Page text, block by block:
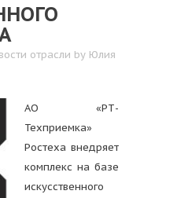
отрасли by Юлия
АО «РТ-
Техприемка»
Ростеха внедряет
комплекс на базе
искусственного